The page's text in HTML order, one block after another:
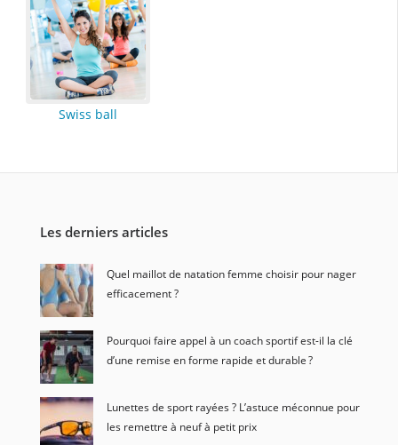
Swiss ball
Les derniers articles
Quel maillot de natation femme choisir pour nager
efficacement ?
Pourquoi faire appel à un coach sportif est-il la clé
d’une remise en forme rapide et durable ?
Lunettes de sport rayées ? L’astuce méconnue pour
les remettre à neuf à petit prix